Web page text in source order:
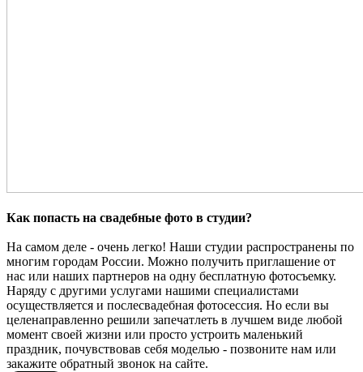
Как попасть на свадебные фото в студии?
На самом деле - очень легко! Наши студии распространены по
многим городам России. Можно получить приглашение от
нас или наших партнеров на одну бесплатную фотосъемку.
Наряду с другими услугами нашими специалистами
осуществляется и послесвадебная фотосессия. Но если вы
целенаправленно решили запечатлеть в лучшем виде любой
момент своей жизни или просто устроить маленький
праздник, почувствовав себя моделью - позвоните нам или
закажите обратный звонок на сайте.